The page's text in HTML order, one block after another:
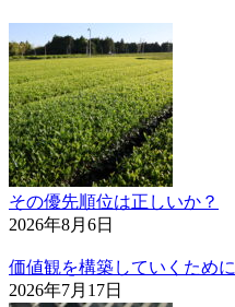
その優先順位は正しいか？
2026年8月6日
価値観を構築していくために
2026年7月17日